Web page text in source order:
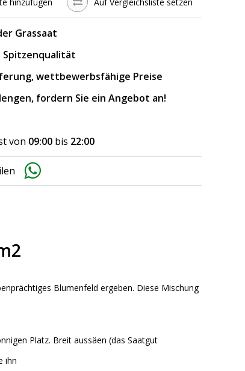
Grassaat
wettbewerbsfähige Preise
fordern Sie ein Angebot an!
von 09:00 bis 22:00
Blumenfeld ergeben. Diese Mischung
Platz. Breit aussäen (das Saatgut
ihn